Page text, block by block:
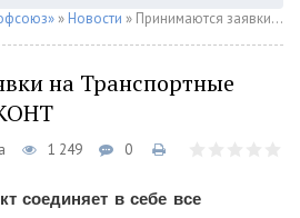
» Новости » Принимаются заявки на Транспортные карты ПрофДИСКОНТ
на Транспортные
1 249 0
соединяет в себе все